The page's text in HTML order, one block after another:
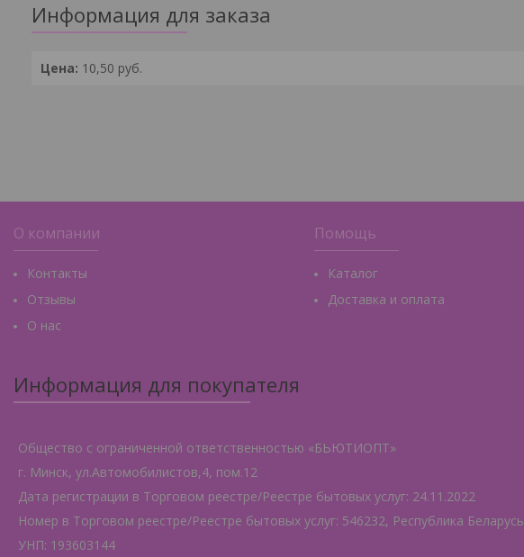
Информация для заказа
Цена: 10,50 руб.
О компании
Контакты
Отзывы
О нас
Помощь
Каталог
Доставка и оплата
Информация для покупателя
Общество с ограниченной ответственностью «БЬЮТИОПТ»
г. Минск, ул.Автомобилистов,4, пом.12
Дата регистрации в Торговом реестре/Реестре бытовых услуг: 24.11.2022
Номер в Торговом реестре/Реестре бытовых услуг: 546232, Республика Беларусь
УНП: 193603144